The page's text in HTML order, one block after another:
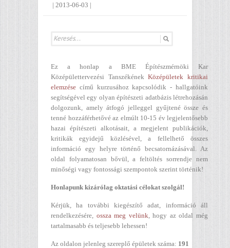
| 2013-06-03 |
Ez a honlap a BME Építészmérnöki Kar
Középülettervezési TanszékénekKözépületek kritikai
elemzése című kurzusához kapcsolódik - hallgatóink
segítségével egy olyan építészeti adatbázis létrehozásán
dolgozunk, amely átfogó jelleggel gyűjtené össze és
tenné hozzáférhetővé az elmúlt 10-15 év legjelentősebb
hazai építészeti alkotásait, a megjelent publikációk,
kritikák egyidejű közlésével, a fellelhető összes
információ egy helyre történő becsatornázásával. Az
oldal folyamatosan bővül, a feltöltés sorrendje nem
minőségi vagy fontossági szempontok szerint történik!
Honlapunk kizárólag oktatási célokat szolgál!
Kérjük, ha további kiegészítő adat, információ áll
rendelkezésére, ossza meg velünk , hogy az oldal még
tartalmasabb és teljesebb lehessen!
Az oldalon jelenleg szereplő épületek száma: 191